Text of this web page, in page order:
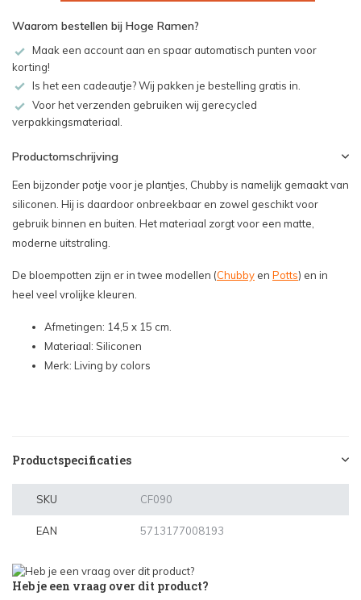
Waarom bestellen bij Hoge Ramen?
Maak een account aan en spaar automatisch punten voor
korting!
Is het een cadeautje? Wij pakken je bestelling gratis in.
Voor het verzenden gebruiken wij gerecycled
verpakkingsmateriaal.
Productomschrijving
Een bijzonder potje voor je plantjes, Chubby is namelijk gemaakt van
siliconen. Hij is daardoor onbreekbaar en zowel geschikt voor
gebruik binnen en buiten. Het materiaal zorgt voor een matte,
moderne uitstraling.
De bloempotten zijn er in twee modellen (Chubby en Potts) en in
heel veel vrolijke kleuren.
Afmetingen: 14,5 x 15 cm.
Materiaal: Siliconen
Merk: Living by colors
Productspecificaties
SKU CF090
EAN 5713177008193
Heb je een vraag over dit product?